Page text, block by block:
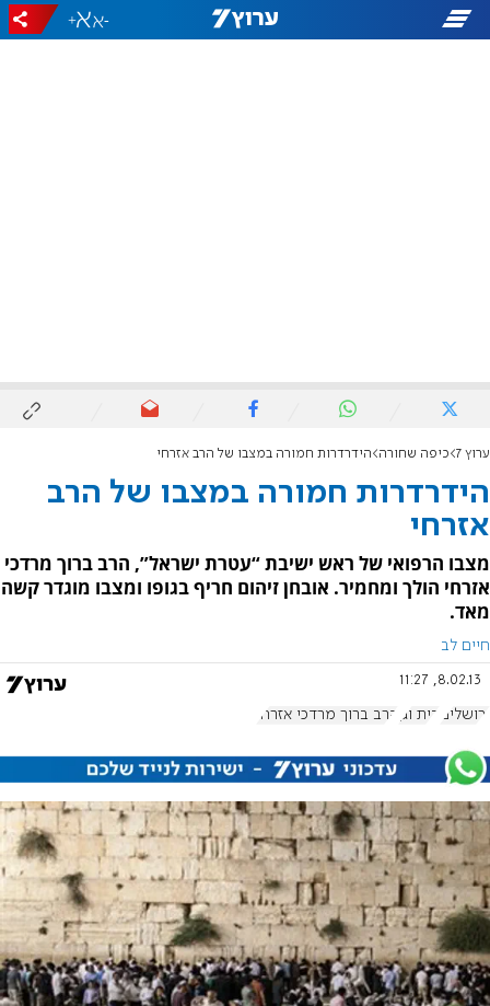
-
+
ערוץ 7 כיפה שחורה הידרדרות חמורה במצבו של הרב אזרחי
הידרדרות חמורה במצבו של הרב
אזרחי
מצבו הרפואי של ראש ישיבת “עטרת ישראל”, הרב ברוך מרדכי
אזרחי הולך ומחמיר. אובחן זיהום חריף בגופו ומצבו מוגדר קשה
מאד.
חיים לב
8.02.13, 11:27
ירושלים בית וגן הרב ברוך מרדכי אזרחי